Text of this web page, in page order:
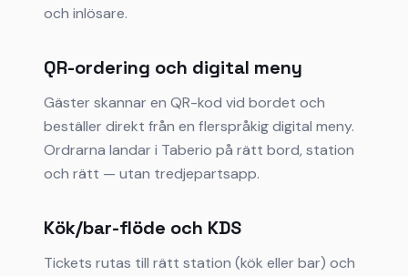
och inlösare.
QR-ordering och digital meny
Gäster skannar en QR-kod vid bordet och
beställer direkt från en flerspråkig digital meny.
Ordrarna landar i Taberio på rätt bord, station
och rätt — utan tredjepartsapp.
Kök/bar-flöde och KDS
Tickets rutas till rätt station (kök eller bar) och